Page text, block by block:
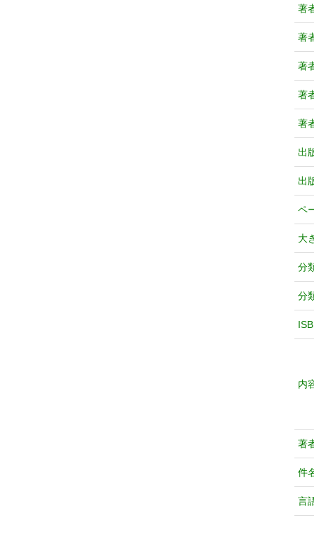
著
著
著
著
著
出
出
ペ
大
分
分
内
著
件
言